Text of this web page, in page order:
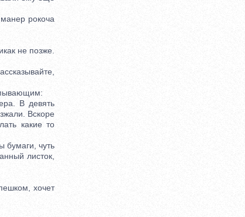
рокоча
не позже.
В девять
Вскоре
какие то
бумаги, чуть
листок,
хочет